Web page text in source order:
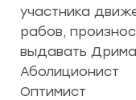
участника
рабов,
выдавать
Аболиционист
Оптимист